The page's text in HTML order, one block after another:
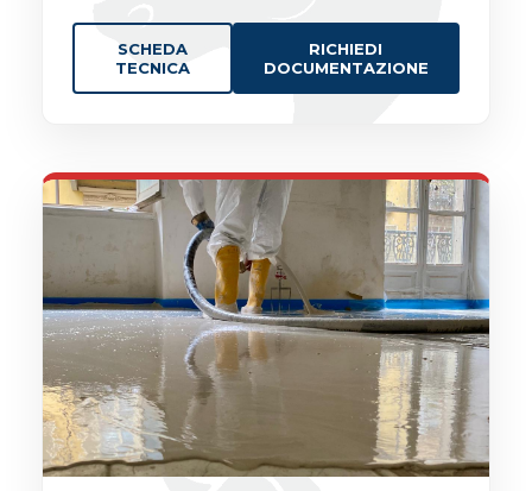
SCHEDA
TECNICA
RICHIEDI
DOCUMENTAZIONE